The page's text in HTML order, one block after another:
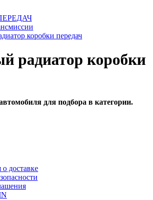
коробки передач
радиатор коробки
для подбора в категории.
доставке